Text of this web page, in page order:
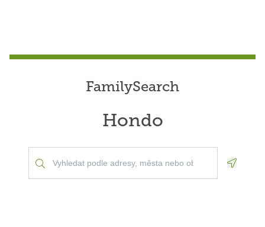
FamilySearch
Hondo